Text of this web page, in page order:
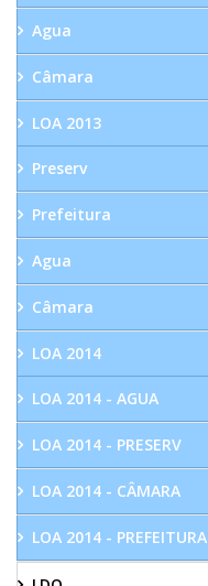
Agua
Câmara
LOA 2013
Preserv
Prefeitura
Agua
Câmara
LOA 2014
LOA 2014 - AGUA
LOA 2014 - PRESERV
LOA 2014 - CÂMARA
LOA 2014 - PREFEITURA